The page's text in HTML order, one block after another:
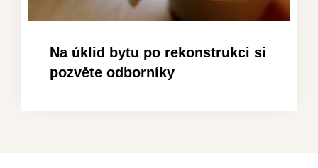
Na úklid bytu po rekonstrukci si
pozvěte odborníky